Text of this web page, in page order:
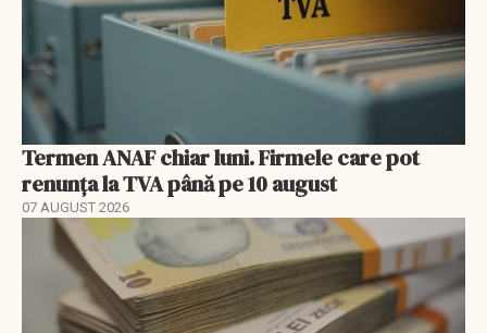
Termen ANAF chiar luni. Firmele care pot
renunța la TVA până pe 10 august
07 AUGUST 2026